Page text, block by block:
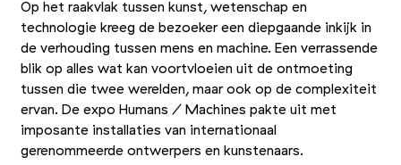
Op het raakvlak tussen kunst, wetenschap en
technologie kreeg de bezoeker een diepgaande inkijk in
de verhouding tussen mens en machine. Een verrassende
blik op alles wat kan voortvloeien uit de ontmoeting
tussen die twee werelden, maar ook op de complexiteit
ervan. De expo Humans / Machines pakte uit met
imposante installaties van internationaal
gerenommeerde ontwerpers en kunstenaars.